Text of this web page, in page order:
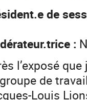
de
:
l’exposé
de
Louis